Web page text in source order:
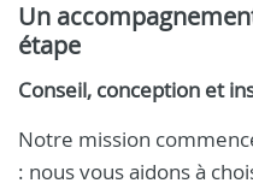
Un
étape
Conseil, conception et
Notre mission
: nous vous aidons à